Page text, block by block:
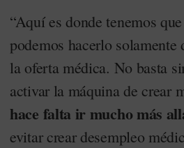
“Aquí es donde tenemos
podemos hacerlo solamente
la oferta médica. No basta
activar la máquina de crear
hace falta ir mucho más
evitar crear desempleo